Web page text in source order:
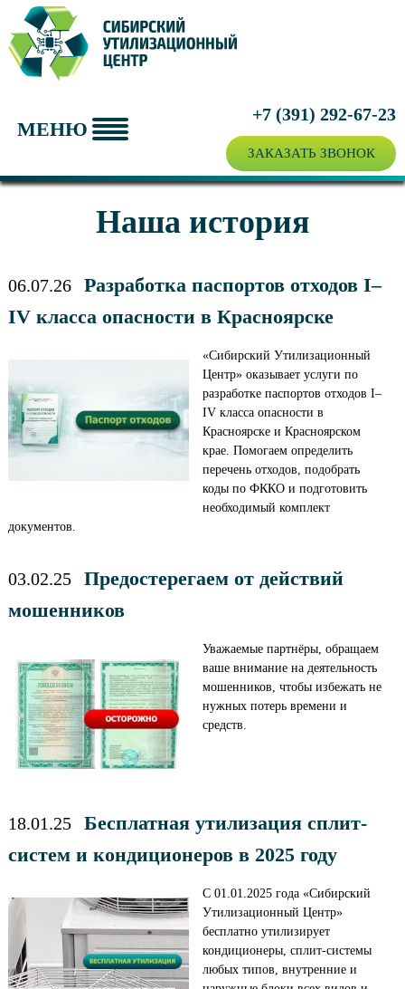
ПРИЁМ ВТОРСЫРЬЯ
УТИЛИЗАЦИЯ ТЕХНИКИ
+7 (391) 292-67-23
ЗАКАЗАТЬ ЗВОНОК
МЕНЮ
Наша история
06.07.26
Разработка паспортов отходов I–
IV класса опасности в Красноярске
«Сибирский Утилизационный
Центр» оказывает услуги по
разработке паспортов отходов I–
IV класса опасности в
Красноярске и Красноярском
крае. Помогаем определить
перечень отходов, подобрать
коды по ФККО и подготовить
необходимый комплект
документов.
03.02.25
Предостерегаем от действий
мошенников
Уважаемые партнёры, обращаем
ваше внимание на деятельность
мошенников, чтобы избежать не
нужных потерь времени и
средств.
18.01.25
Бесплатная утилизация сплит-
систем и кондиционеров в 2025 году
С 01.01.2025 года «Сибирский
Утилизационный Центр»
бесплатно утилизирует
кондиционеры, сплит-системы
любых типов, внутренние и